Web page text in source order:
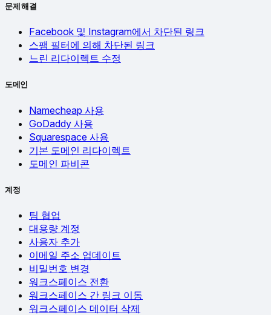
문제 해결
Facebook 및 Instagram에서 차단된 링크
스팸 필터에 의해 차단된 링크
느린 리다이렉트 수정
도메인
Namecheap 사용
GoDaddy 사용
Squarespace 사용
기본 도메인 리다이렉트
도메인 파비콘
계정
팀 협업
대용량 계정
사용자 추가
이메일 주소 업데이트
비밀번호 변경
워크스페이스 전환
워크스페이스 간 링크 이동
워크스페이스 데이터 삭제